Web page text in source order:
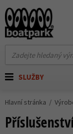
SLUŽBY
Hlavní stránka